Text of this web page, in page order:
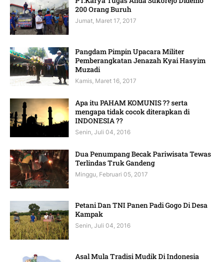
200 Orang Buruh
Jumat, Maret 17, 2017
Pangdam Pimpin Upacara Militer
Pemberangkatan Jenazah Kyai Hasyim
Muzadi
Kamis, Maret 16, 2017
Apa itu PAHAM KOMUNIS ?? serta
mengapa tidak cocok diterapkan di
INDONESIA ??
Senin, Juli 04, 2016
Dua Penumpang Becak Pariwisata Tewas
Terlindas Truk Gandeng
Minggu, Februari 05, 2017
Petani Dan TNI Panen Padi Gogo Di Desa
Kampak
Senin, Juli 04, 2016
Asal Mula Tradisi Mudik Di Indonesia